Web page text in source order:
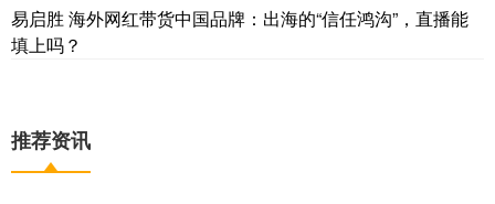
易启胜 海外网红带货中国品牌：出海的“信任鸿沟”，直播能
填上吗？
推荐资讯